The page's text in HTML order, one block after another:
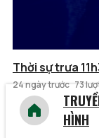
Thời sự trưa
24 ngày trước 73
HÌNH